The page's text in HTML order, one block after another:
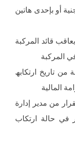
أو بإحدى ھاتین
قائد المركبة
المركبة
من تاریخ ارتكابھ
المالیة
من مدیر إدارة
في حالة ارتكاب